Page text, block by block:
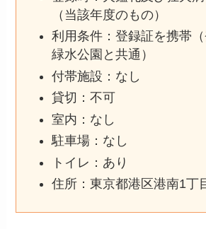
（当該年度のもの）
利用条件：登録証を携帯
緑水公園と共通）
付帯施設：なし
貸切：不可
室内：なし
駐車場：なし
トイレ：あり
住所：東京都港区港南1丁